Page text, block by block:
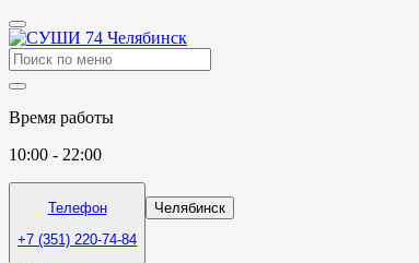
Время работы
10:00 - 22:00
Телефон
+7 (351) 220-74-84
Челябинск